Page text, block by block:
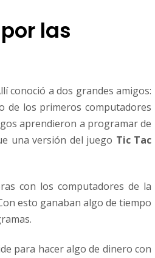
las
conoció a dos grandes amigos:
de los primeros computadores
aprendieron a programar de
una versión del juego Tic Tac
con los computadores de la
esto ganaban algo de tiempo
para hacer algo de dinero con